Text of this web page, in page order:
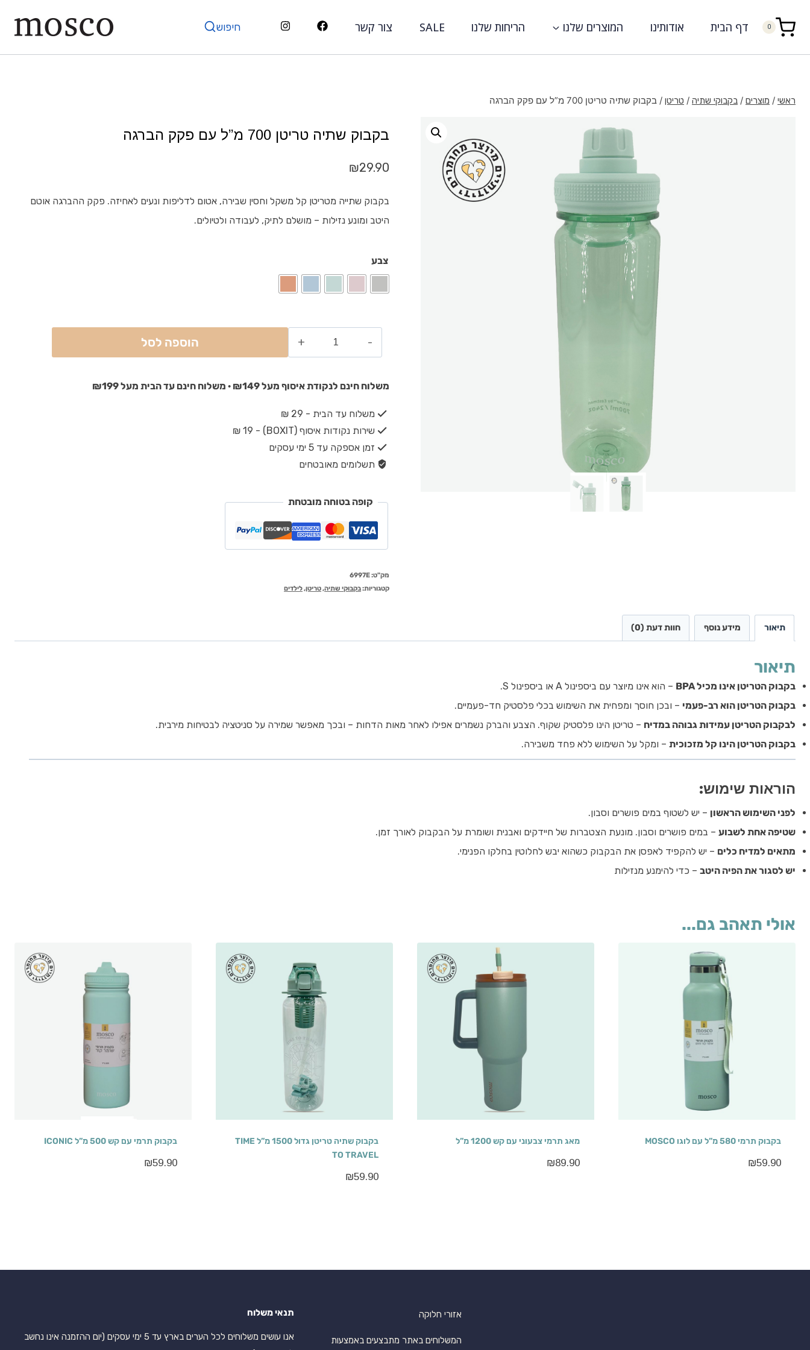
0 דף הבית אודותינו המוצרים שלנו הריחות שלנו SALE צור קשר חיפוש
ראשי / מוצרים / בקבוקי שתיה / טריטן / בקבוק שתיה טריטן 700 מ”ל עם פקק הברגה
בקבוק שתיה טריטן 700 מ”ל עם פקק הברגה
₪29.90
בקבוק שתייה מטריטן קל משקל וחסין שבירה, אטום לדליפות ונעים לאחיזה. פקק ההברגה אוטם
היטב ומונע נזילות – מושלם לתיק, לעבודה ולטיולים.
צבע
הוספה לסל
משלוח חינם לנקודת איסוף מעל ₪149 · משלוח חינם עד הבית מעל ₪199
משלוח עד הבית - 29 ₪
שירות נקודות איסוף (BOXIT) - 19 ₪
זמן אספקה עד 5 ימי עסקים
תשלומים מאובטחים
קופה בטוחה מובטחת
מק"ט:6997E
קטגוריות:בקבוקי שתיה,טריטן,לילדים
תיאור מידע נוסף חוות דעת (0)
תיאור
בקבוק הטריטן אינו מכיל BPA
– הוא אינו מיוצר עם ביספינול A או ביספינול S.
בקבוק הטריטן הוא רב-פעמי – ובכן חוסך ומפחית את השימוש בכלי פלסטיק חד-פעמיים.
לבקבוק הטריטן עמידות גבוהה במדיח – טריטן הינו פלסטיק שקוף. הצבע והברק נשמרים אפילו לאחר מאות הדחות – ובכך מאפשר שמירה על סניטציה לבטיחות מירבית.
בקבוק הטריטן הינו קל מזכוכית – ומקל על השימוש ללא פחד משבירה.
הוראות שימוש:
לפני השימוש הראשון – יש לשטוף במים פושרים וסבון.
שטיפה אחת לשבוע – במים פושרים וסבון. מונעת הצטברות של חיידקים ואבנית ושומרת על הבקבוק לאורך זמן.
מתאים למדיח כלים – יש להקפיד לאפסן את הבקבוק כשהוא יבש לחלוטין בחלקו הפנימי.
יש לסגור את הפיה היטב – כדי להימנע מנזילות
אולי תאהב גם...
בקבוק תרמי 580 מ”ל עם לוגו MOSCO
₪59.90
מאג תרמי צבעוני עם קש 1200 מ”ל
₪89.90
בקבוק שתיה טריטן גדול 1500 מ”ל TIME
TO TRAVEL
₪59.90
בקבוק תרמי עם קש 500 מ”ל ICONIC
₪59.90
אזורי חלוקה
המשלוחים באתר מתבצעים באמצעות
תנאי משלוח
אנו עושים משלוחים לכל הערים בארץ עד 5 ימי עסקים (יום ההזמנה אינו נחשב